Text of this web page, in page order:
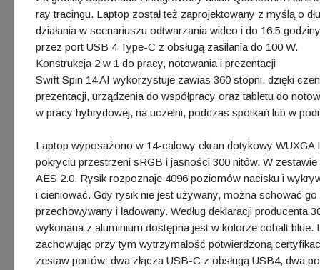
ray tracingu. Laptop został też zaprojektowany z myślą o
działania w scenariuszu odtwarzania wideo i do 16.5
przez port USB 4 Type-C z obsługą zasilania do 100 W.
Konstrukcja 2 w 1 do pracy, notowania i prezentacji
Swift Spin 14 AI wykorzystuje zawias 360 stopni, dzięki
prezentacji, urządzenia do współpracy oraz tabletu do
w pracy hybrydowej, na uczelni, podczas spotkań lub w
Laptop wyposażono w 14-calowy ekran dotykowy
pokryciu przestrzeni sRGB i jasności 300 nitów. W
AES 2.0. Rysik rozpoznaje 4096 poziomów nacisku i
i cieniować. Gdy rysik nie jest używany, można schować
przechowywany i ładowany. Według deklaracji producenta
wykonana z aluminium dostępna jest w kolorze cobalt
zachowując przy tym wytrzymałość potwierdzoną
zestaw portów: dwa złącza USB-C z obsługą USB4, dwa